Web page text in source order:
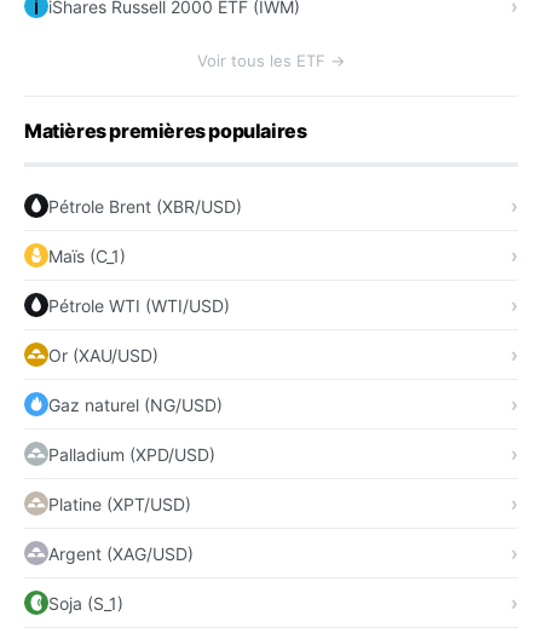
iShares Russell 2000 ETF (IWM)
Voir tous les ETF →
Matières premières populaires
Pétrole Brent (XBR/USD)
Maïs (C_1)
Pétrole WTI (WTI/USD)
Or (XAU/USD)
Gaz naturel (NG/USD)
Palladium (XPD/USD)
Platine (XPT/USD)
Argent (XAG/USD)
Soja (S_1)